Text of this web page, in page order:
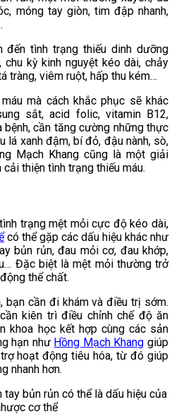
móng tay giòn, tim đập nhanh,
đến tình trạng thiếu dinh dưỡng
kỳ kinh nguyệt kéo dài, chảy
tràng, viêm ruột, hấp thu kém…
mà cách khắc phục sẽ khác
sắt, acid folic, vitamin B12,
cần tăng cường những thực
lá xanh đậm, bí đỏ, đậu nành, sò,
Mạch Khang cũng là một giải
thiện tình trạng thiếu máu.
trạng mệt mỏi cực độ kéo dài,
có thể gặp các dấu hiệu khác như
bủn rủn, đau mỏi cơ, đau khớp,
Đặc biệt là mệt mỏi thường trở
thể chất.
bạn cần đi khám và điều trị sớm.
kiên trì điều chỉnh chế độ ăn
khoa học kết hợp cùng các sản
hạn như Hồng Mạch Khang giúp
hoạt động tiêu hóa, từ đó giúp
nhanh hơn.